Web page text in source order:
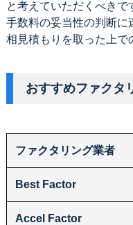
と考えていただくべきで
手数料の妥当性の判断に
相見積もりを取った上で
おすすめファクタ
ファクタリング業者
Best Factor
Accel Factor